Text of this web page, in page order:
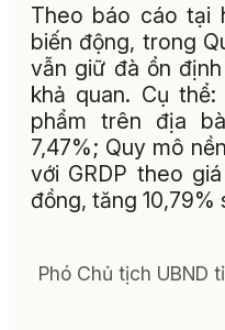
Theo báo cáo tại
biến động, trong
vẫn giữ đà ổn
khả quan. Cụ
phẩm trên địa
7,47%; Quy mô
với GRDP theo
đồng, tăng
Phó Chủ tịch UBND